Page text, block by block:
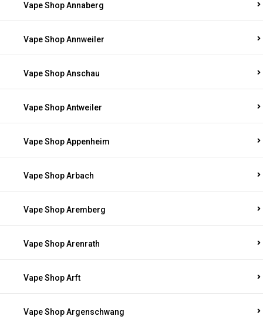
Vape Shop Annaberg
Vape Shop Annweiler
Vape Shop Anschau
Vape Shop Antweiler
Vape Shop Appenheim
Vape Shop Arbach
Vape Shop Aremberg
Vape Shop Arenrath
Vape Shop Arft
Vape Shop Argenschwang